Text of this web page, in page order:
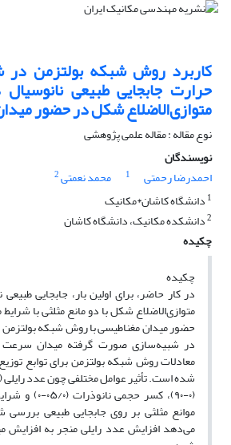
کاربرد روش شبکه بولتزمن در
حرارت جابجایی طبیعی
متوازی‌الاضلاع شکل در حضور
نوع مقاله : مقاله علمی پژوهشی
نویسندگان
احمدرضا رحمتی
1 محمد نعمتی2
1 دانشگاه کاشان*مکانیک
2دانشکده مکانیک، دانشگاه کاشان
چکیده
چکیده
در کار حاضر، برای اولین بار، جابجایی
متوازی‌الاضلاع شکل با دو مانع مثلثی با
حضور میدان مغناطیسی با روش شبکه
در شبیه‌سازی صورت گرفته میدان سرعت
معادلات روش شبکه بولتزمن برای توابع
(۰-۹۰)، کسر
موانع مثلثی بر روی جابجایی طبیعی
می‌دهد افزایش عدد رایلی منجر به افزایش